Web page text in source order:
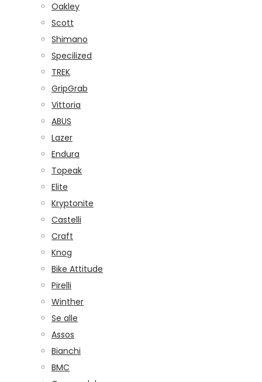
Oakley
Scott
Shimano
Specilized
TREK
GripGrab
Vittoria
ABUS
Lazer
Endura
Topeak
Elite
Kryptonite
Castelli
Craft
Knog
Bike Attitude
Pirelli
Winther
Se alle
Assos
Bianchi
BMC